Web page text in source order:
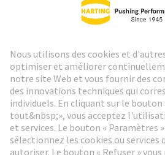
Aller à l'inscription
Social Media